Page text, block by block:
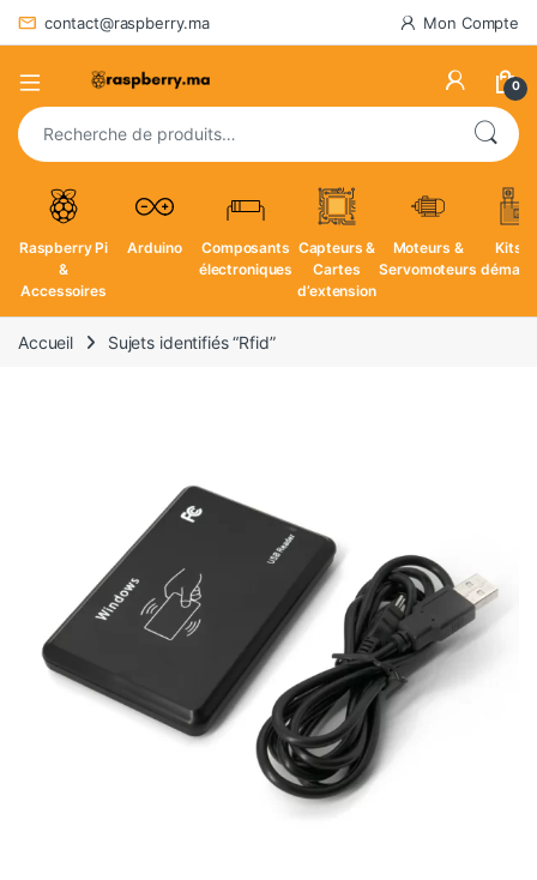
contact@raspberry.ma Mon Compte
0
Recherche pour :
Raspberry Pi
&
Accessoires
Arduino
Composants
électroniques
Capteurs &
Cartes
d’extension
Moteurs &
Servomoteurs
Kits
Accueil Sujets identifiés “Rfid”